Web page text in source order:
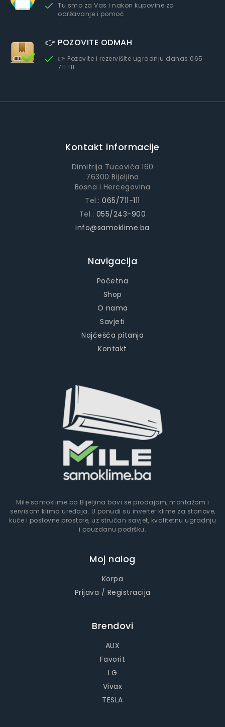
Tu smo za Vas i nakon kupovine za
održavanje i pomoć
👉 POZOVITE ODMAH
👉 Pozovite i rezervišite ugradnju danas 065
711 111
Kontakt informacije
Dimitrija Tucovića 160
76300 Bijeljina
Bosna i Hercegovina
Tel.:065/711-111
Tel.: 055/243-900
info@samoklime.ba
Navigacija
Početna
Shop
O nama
Savjeti
Najčešća pitanja
Kontakt
Mile samoklime.ba Bijeljina bavi se prodajom, montažom i
servisom klima uređaja. U ponudi su inverter klime za stanove,
kuće i poslovne prostore, uz stručan savjet, kvalitetnu ugradnju
i pouzdanu podršku.
Moj nalog
Korpa
Prijava / Registracija
Brendovi
AUX
Favorit
LG
Vivax
TESLA